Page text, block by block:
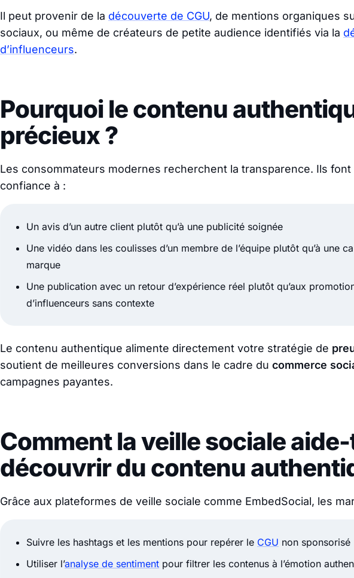
Il peut provenir de la découverte de CGU, de mentions organiques
sociaux, ou même de créateurs de petite audience identifiés via la
d’influenceurs.
Pourquoi le contenu
précieux ?
Les consommateurs modernes recherchent la transparence. Ils font
confiance à :
Un avis d’un autre client plutôt qu’à une publicité soignée
Une vidéo dans les coulisses d’un membre de l’équipe plutôt qu’à une
marque
Une publication avec un retour d’expérience réel plutôt qu’aux
d’influenceurs sans contexte
Le contenu authentique alimente directement votre stratégie de
soutient de meilleures conversions dans le cadre du commerce
campagnes payantes.
Comment la veille sociale
découvrir du contenu
Grâce aux plateformes de veille sociale comme EmbedSocial, les
Suivre les hashtags et les mentions pour repérer le CGU non sponsorisé
Utiliser l’analyse de sentiment pour filtrer les contenus à l’émotion